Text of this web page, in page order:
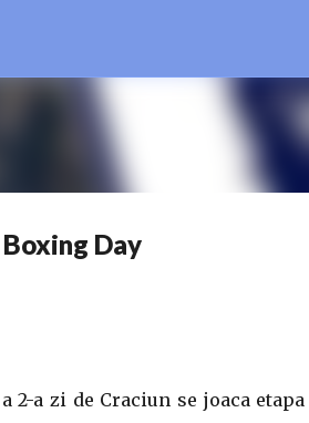
Day
2-a zi de Craciun se joaca